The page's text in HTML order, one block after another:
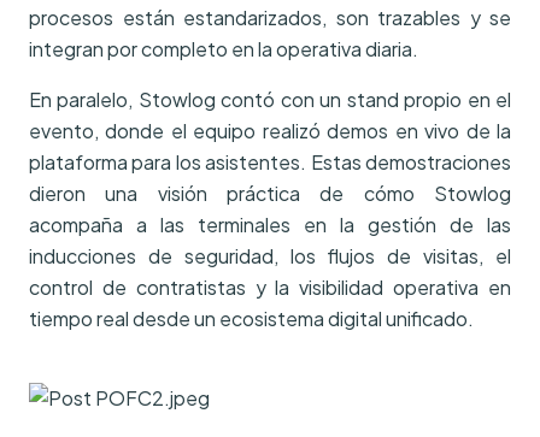
procesos están estandarizados, son trazables y se
integran por completo en la operativa diaria.
En paralelo, Stowlog contó con un stand propio en el
evento, donde el equipo realizó demos en vivo de la
plataforma para los asistentes. Estas demostraciones
dieron una visión práctica de cómo Stowlog
acompaña a las terminales en la gestión de las
inducciones de seguridad, los flujos de visitas, el
control de contratistas y la visibilidad operativa en
tiempo real desde un ecosistema digital unificado.